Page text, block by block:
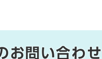
お問い合わせ